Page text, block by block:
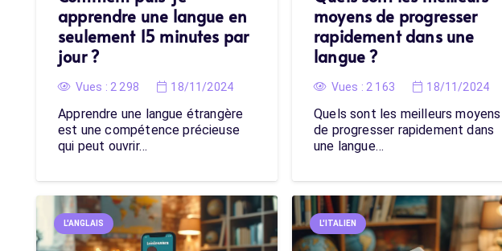
apprendre une langue en
seulement 15 minutes par
jour ?
Vues : 2 298 18/11/2024
Apprendre une langue étrangère
est une compétence précieuse
qui peut ouvrir…
moyens de progresser
rapidement dans une
langue ?
Vues : 2 163 18/11/2024
Quels sont les meilleurs moyens
de progresser rapidement dans
une langue…
L'ANGLAIS L'ITALIEN